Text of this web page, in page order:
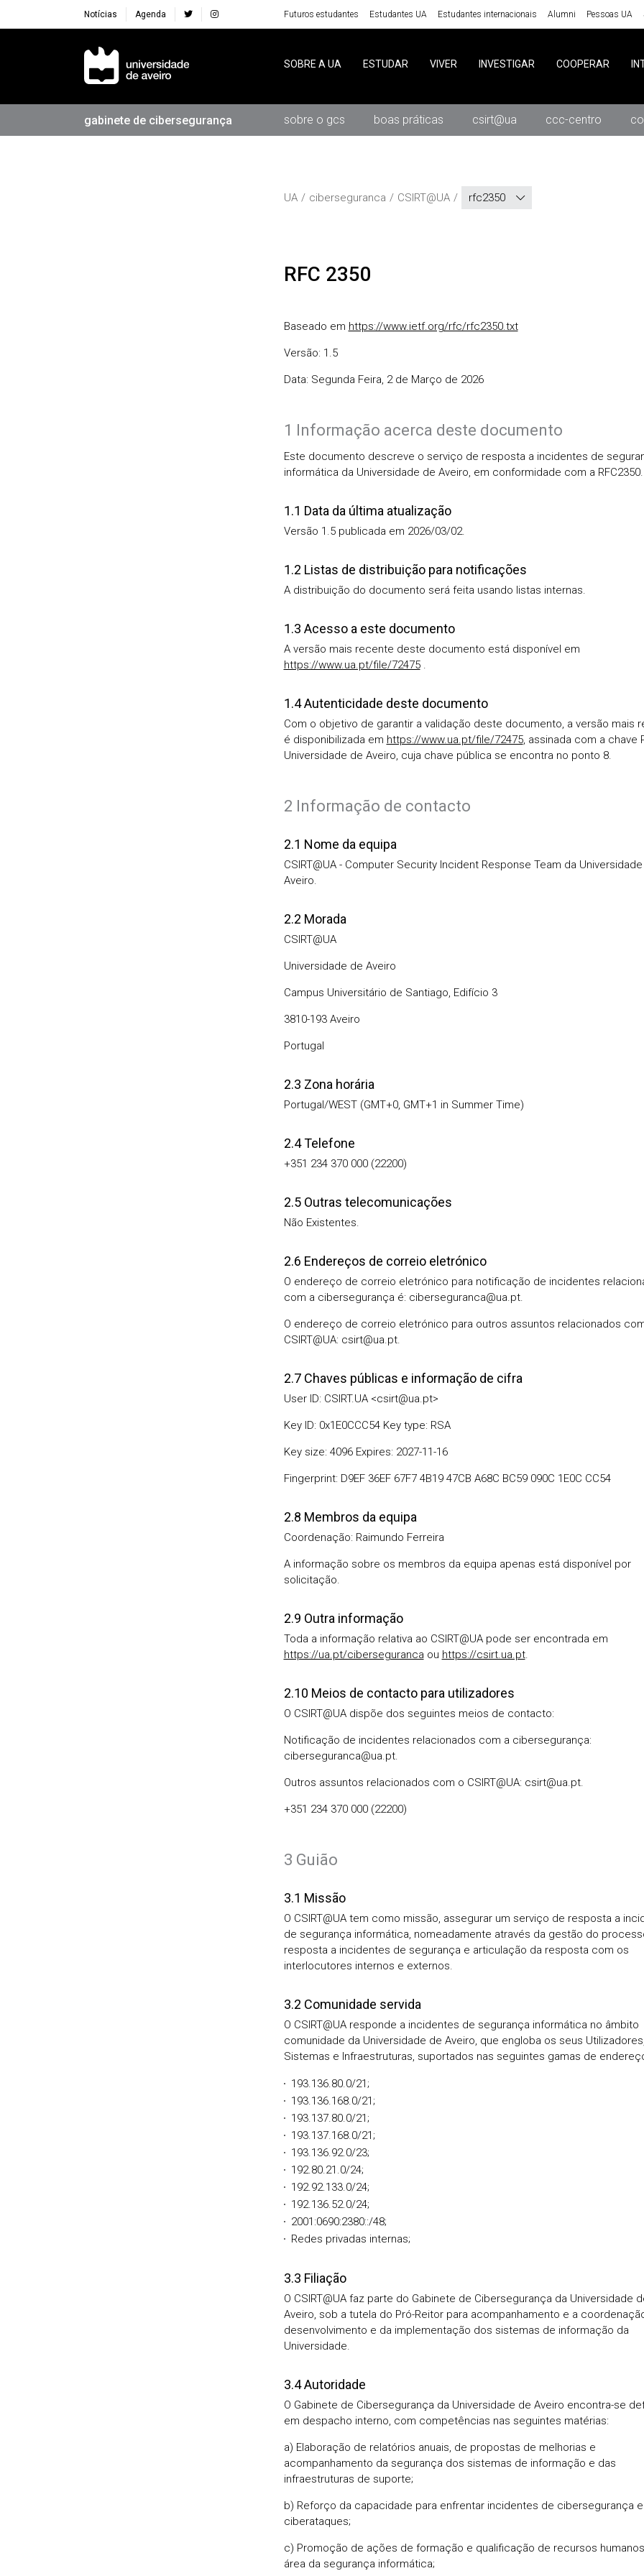
Notícias Agenda Futuros estudantes Estudantes UA Estudantes internacionais Alumni Pessoas UA
Navegação Principal
SOBRE A UA ESTUDAR VIVER INVESTIGAR COOPERAR
gabinete de cibersegurança sobre o gcs boas práticas csirt@ua ccc-centro
UA ciberseguranca CSIRT@UA rfc2350
RFC 2350
Baseado em https://www.ietf.org/rfc/rfc2350.txt
Versão: 1.5
Data: Segunda Feira, 2 de Março de 2026
1 Informação acerca deste documento
Este documento descreve o serviço de resposta a incidentes de
informática da Universidade de Aveiro, em conformidade com a RFC2350.
1.1 Data da última atualização
Versão 1.5 publicada em 2026/03/02.
1.2 Listas de distribuição para notificações
A distribuição do documento será feita usando listas internas.
1.3 Acesso a este documento
A versão mais recente deste documento está disponível em
https://www.ua.pt/file/72475.
1.4 Autenticidade deste documento
Com o objetivo de garantir a validação deste documento, a versão mais
é disponibilizada em https://www.ua.pt/file/72475, assinada com a chave
Universidade de Aveiro, cuja chave pública se encontra no ponto 8.
2 Informação de contacto
2.1 Nome da equipa
CSIRT@UA - Computer Security Incident Response Team da
Aveiro.
2.2 Morada
CSIRT@UA
Universidade de Aveiro
Campus Universitário de Santiago, Edifício 3
3810-193 Aveiro
Portugal
2.3 Zona horária
Portugal/WEST (GMT+0, GMT+1 in Summer Time)
2.4 Telefone
+351 234 370 000 (22200)
2.5 Outras telecomunicações
Não Existentes.
2.6 Endereços de correio eletrónico
O endereço de correio eletrónico para notificação de incidentes
com a cibersegurança é: ciberseguranca@ua.pt.
O endereço de correio eletrónico para outros assuntos relacionados
CSIRT@UA: csirt@ua.pt.
2.7 Chaves públicas e informação de cifra
User ID: CSIRT.UA <csirt@ua.pt>
Key ID: 0x1E0CCC54 Key type: RSA
Key size: 4096 Expires: 2027-11-16
Fingerprint: D9EF 36EF 67F7 4B19 47CB A68C BC59 090C 1E0C CC54
2.8 Membros da equipa
Coordenação: Raimundo Ferreira
A informação sobre os membros da equipa apenas está disponível por
solicitação.
2.9 Outra informação
Toda a informação relativa ao CSIRT@UA pode ser encontrada em
https://ua.pt/ciberseguranca ou https://csirt.ua.pt.
2.10 Meios de contacto para utilizadores
O CSIRT@UA dispõe dos seguintes meios de contacto:
Notificação de incidentes relacionados com a cibersegurança:
ciberseguranca@ua.pt.
Outros assuntos relacionados com o CSIRT@UA: csirt@ua.pt.
+351 234 370 000 (22200)
3 Guião
3.1 Missão
O CSIRT@UA tem como missão, assegurar um serviço de resposta a
de segurança informática, nomeadamente através da gestão do
resposta a incidentes de segurança e articulação da resposta com os
interlocutores internos e externos.
3.2 Comunidade servida
O CSIRT@UA responde a incidentes de segurança informática no âmbito
comunidade da Universidade de Aveiro, que engloba os seus
Sistemas e Infraestruturas, suportados nas seguintes gamas de
193.136.80.0/21;
193.136.168.0/21;
193.137.80.0/21;
193.137.168.0/21;
193.136.92.0/23;
192.80.21.0/24;
192.92.133.0/24;
192.136.52.0/24;
2001:0690:2380::/48;
Redes privadas internas;
3.3 Filiação
O CSIRT@UA faz parte do Gabinete de Cibersegurança da Universidade
Aveiro, sob a tutela do Pró-Reitor para acompanhamento e a
desenvolvimento e da implementação dos sistemas de informação da
Universidade.
3.4 Autoridade
O Gabinete de Cibersegurança da Universidade de Aveiro encontra-se
em despacho interno, com competências nas seguintes matérias:
a) Elaboração de relatórios anuais, de propostas de melhorias e
acompanhamento da segurança dos sistemas de informação e das
infraestruturas de suporte;
b) Reforço da capacidade para enfrentar incidentes de cibersegurança e
ciberataques;
c) Promoção de ações de formação e qualificação de recursos
área da segurança informática;